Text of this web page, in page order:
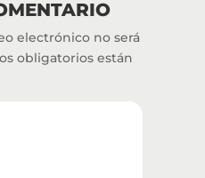
electrónico no será
obligatorios están